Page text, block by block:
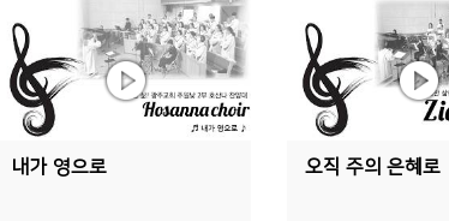
내가 영으로 오직 주의 은혜로